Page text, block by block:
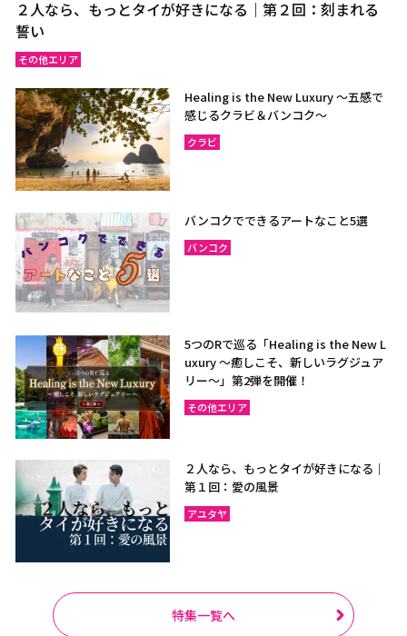
２人なら、もっとタイが好きになる｜第２回：刻まれる
誓い
その他エリア
Healing is the New Luxury ～五感で
感じるクラビ＆バンコク～
クラビ
バンコクでできるアートなこと5選
バンコク
5つのRで巡る「Healing is the New L
uxury ～癒しこそ、新しいラグジュア
リー〜」第2弾を開催！
その他エリア
２人なら、もっとタイが好きになる｜
第１回：愛の風景
アユタヤ
特集一覧へ